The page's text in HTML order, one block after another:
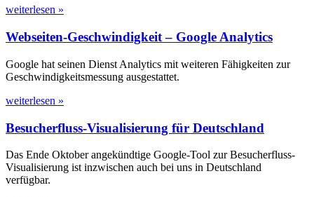
weiterlesen »
Webseiten-Geschwindigkeit – Google Analytics
Google hat seinen Dienst Analytics mit weiteren Fähigkeiten zur
Geschwindigkeitsmessung ausgestattet.
weiterlesen »
Besucherfluss-Visualisierung für Deutschland
Das Ende Oktober angekündtige Google-Tool zur Besucherfluss-
Visualisierung ist inzwischen auch bei uns in Deutschland
verfügbar.